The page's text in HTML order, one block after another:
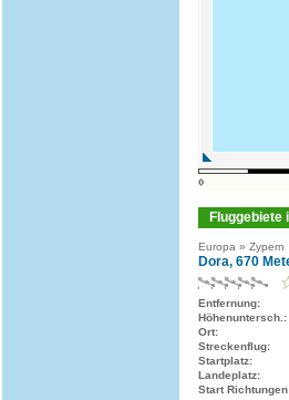
Fluggebiete
Europa » Zypern
Dora, 670
Entfernung:
Höhenuntersch.:
Ort:
Streckenflug:
Startplatz:
Landeplatz:
Start